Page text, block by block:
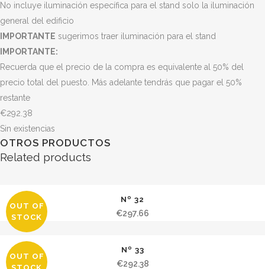
No incluye iluminación específica para el stand solo la iluminación
general del edificio
IMPORTANTE sugerimos traer iluminación para el stand
IMPORTANTE:
Recuerda que el precio de la compra es equivalente al 50% del
precio total del puesto. Más adelante tendrás que pagar el 50%
restante
€292.38
Sin existencias
OTROS PRODUCTOS
Related products
OUT OF
STOCK
Nº 32
€297.66
OUT OF
Nº 33
€292.38